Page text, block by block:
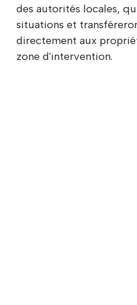
des autorités locales,
situations et
directement aux
zone d'intervention.